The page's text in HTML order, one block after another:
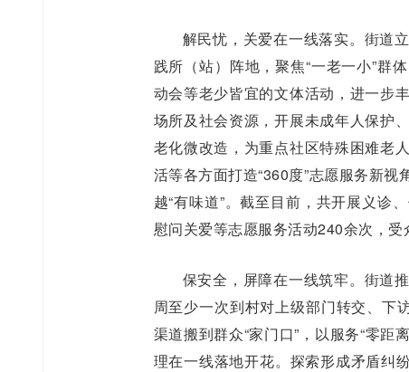
解民忧，关爱在一线落实。街道
践所（站）阵地，聚焦“一老一小”群
动会等老少皆宜的文体活动，进一步
场所及社会资源，开展未成年人保护
老化微改造，为重点社区特殊困难老
活等各方面打造“360度”志愿服务新
越“有味道”。截至目前，共开展义诊
慰问关爱等志愿服务活动240余次，
保安全，屏障在一线筑牢。街道
周至少一次到村对上级部门转交、下
渠道搬到群众“家门口”，以服务“零距
理在一线落地开花。探索形成矛盾纠